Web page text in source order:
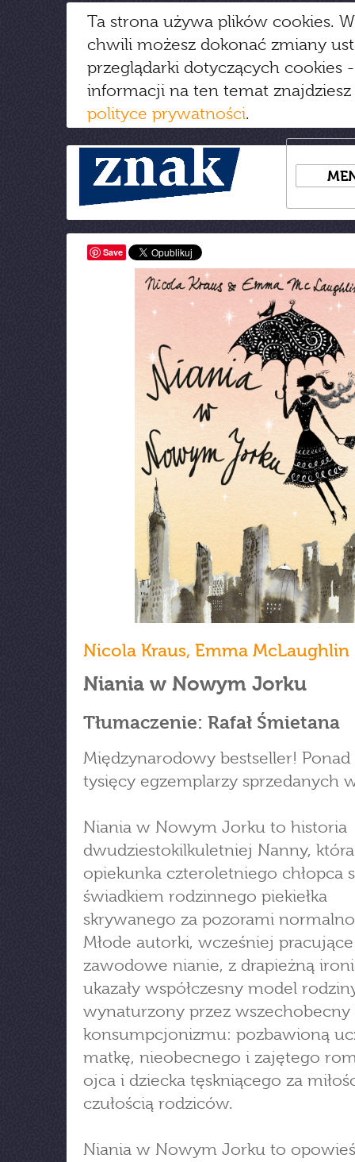
Ta strona używa plików cookies.
chwili możesz dokonać zmiany
przeglądarki dotyczących cookies
informacji na ten temat
polityce prywatności.
Save
Nicola Kraus, Emma McLaughlin
Niania w Nowym Jorku
Tłumaczenie: Rafał Śmietana
Międzynarodowy bestseller! Ponad
tysięcy egzemplarzy sprzedanych
Niania w Nowym Jorku to historia
dwudziestokilkuletniej Nanny,
opiekunka czteroletniego chłopca
świadkiem rodzinnego piekiełka
skrywanego za pozorami
Młode autorki, wcześniej
zawodowe nianie, z drapieżną
ukazały współczesny model
wynaturzony przez wszechobecny
konsumpcjonizmu: pozbawioną
matkę, nieobecnego i zajętego
ojca i dziecka tęskniącego za
czułością rodziców.
Niania w Nowym Jorku to